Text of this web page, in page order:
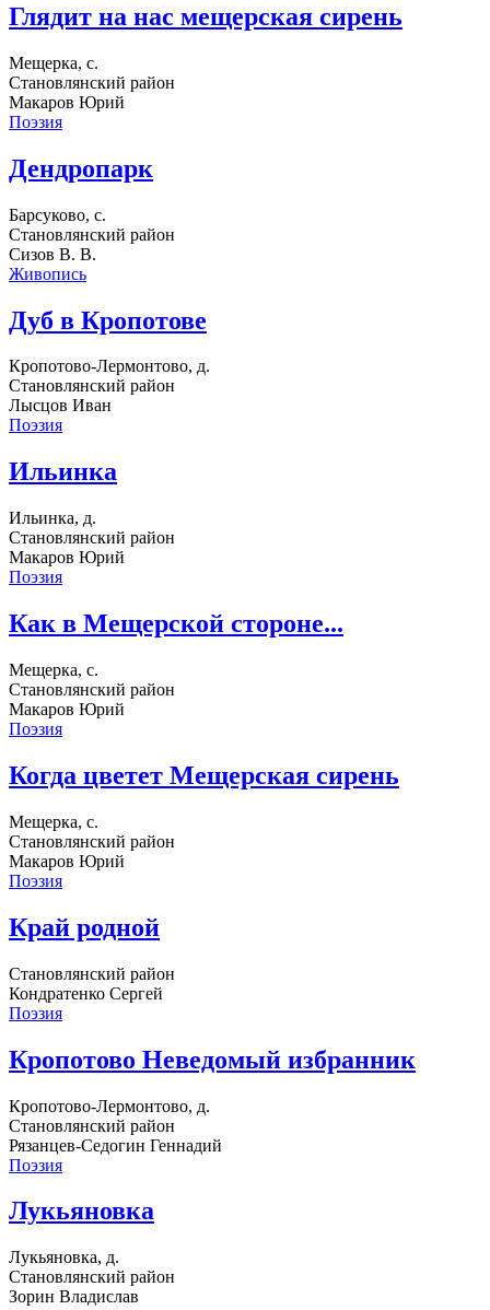
Глядит на нас мещерская сирень
Мещерка, с.
Становлянский район
Макаров Юрий
Поэзия
Дендропарк
Барсуково, с.
Становлянский район
Сизов В. В.
Живопись
Дуб в Кропотове
Кропотово-Лермонтово, д.
Становлянский район
Лысцов Иван
Поэзия
Ильинка
Ильинка, д.
Становлянский район
Макаров Юрий
Поэзия
Как в Мещерской стороне...
Мещерка, с.
Становлянский район
Макаров Юрий
Поэзия
Когда цветет Мещерская сирень
Мещерка, с.
Становлянский район
Макаров Юрий
Поэзия
Край родной
Становлянский район
Кондратенко Сергей
Поэзия
Кропотово Неведомый избранник
Кропотово-Лермонтово, д.
Становлянский район
Рязанцев-Седогин Геннадий
Поэзия
Лукьяновка
Лукьяновка, д.
Становлянский район
Зорин Владислав